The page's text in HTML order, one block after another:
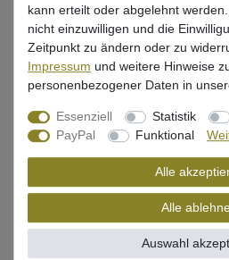
Lieferzeit 1-3 Tage (Deutschland); 3-7
Informationen zur Berechnung des
Nur noch 5 Stück verfügbar
In den
Wunschliste
kann erteilt oder abgelehnt
nicht einzuwilligen und die
Zeitpunkt zu ändern oder zu
Impressum und weitere Hinweise
personenbezogener Daten in
Essenziell Statistik
PayPal
Funktional
Alle
Alle
Auswahl